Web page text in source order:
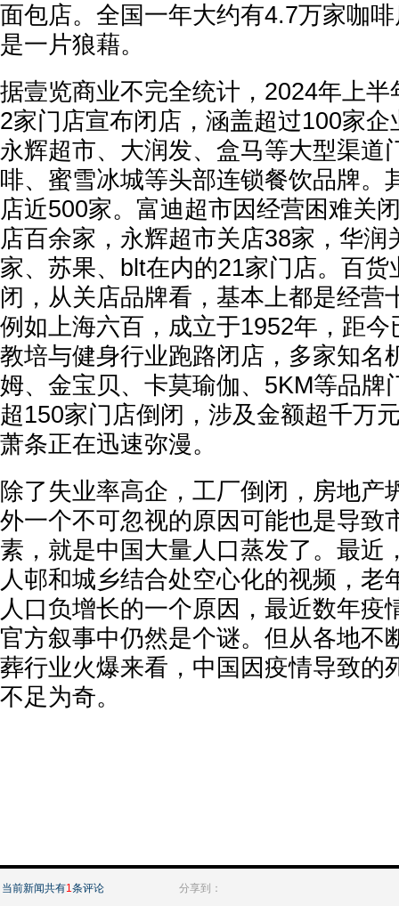
面包店。全国一年大约有4.7万家咖
是一片狼藉。
据壹览商业不完全统计，2024年上
2家门店宣布闭店，涵盖超过100家
永辉超市、大润发、盒马等大型渠道
啡、蜜雪冰城等头部连锁餐饮品牌。
店近500家。富迪超市因经营困难关
店百余家，永辉超市关店38家，华润
家、苏果、blt在内的21家门店。百货
闭，从关店品牌看，基本上都是经营
例如上海六百，成立于1952年，距
教培与健身行业跑路闭店，多家知名
姆、金宝贝、卡莫瑜伽、5KM等品牌
超150家门店倒闭，涉及金额超千万
萧条正在迅速弥漫。
除了失业率高企，工厂倒闭，房地产
外一个不可忽视的原因可能也是导致
素，就是中国大量人口蒸发了。最近
人邨和城乡结合处空心化的视频，老
人口负增长的一个原因，最近数年疫
官方叙事中仍然是个谜。但从各地不
葬行业火爆来看，中国因疫情导致的
不足为奇。
当前新闻共有1条评论 分享到：